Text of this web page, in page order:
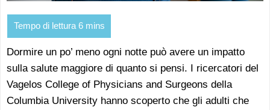
Dormire un po’ meno ogni notte può avere un impatto
sulla salute maggiore di quanto si pensi. I ricercatori del
Vagelos College of Physicians and Surgeons della
Columbia University hanno scoperto che gli adulti che